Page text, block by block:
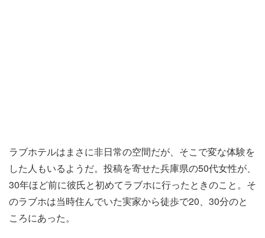
ラブホテルはまさに非日常の空間だが、そこで変な体験を
した人もいるようだ。投稿を寄せた兵庫県の50代女性が、
30年ほど前に彼氏と初めてラブホに行ったときのこと。そ
のラブホは当時住んでいた実家から徒歩で20、30分のと
ころにあった。